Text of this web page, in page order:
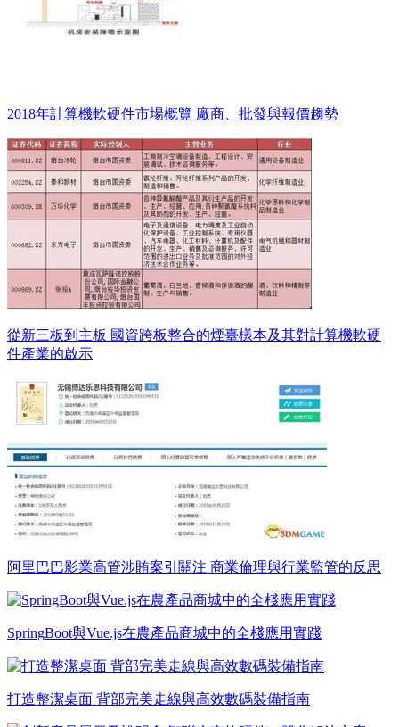
2018年計算機軟硬件市場概覽 廠商、批發與報價趨勢
從新三板到主板 國資跨板整合的煙臺樣本及其對計算機軟硬
件產業的啟示
阿里巴巴影業高管涉賄案引關注 商業倫理與行業監管的反思
SpringBoot與Vue.js在農產品商城中的全棧應用實踐
打造整潔桌面 背部完美走線與高效數碼裝備指南